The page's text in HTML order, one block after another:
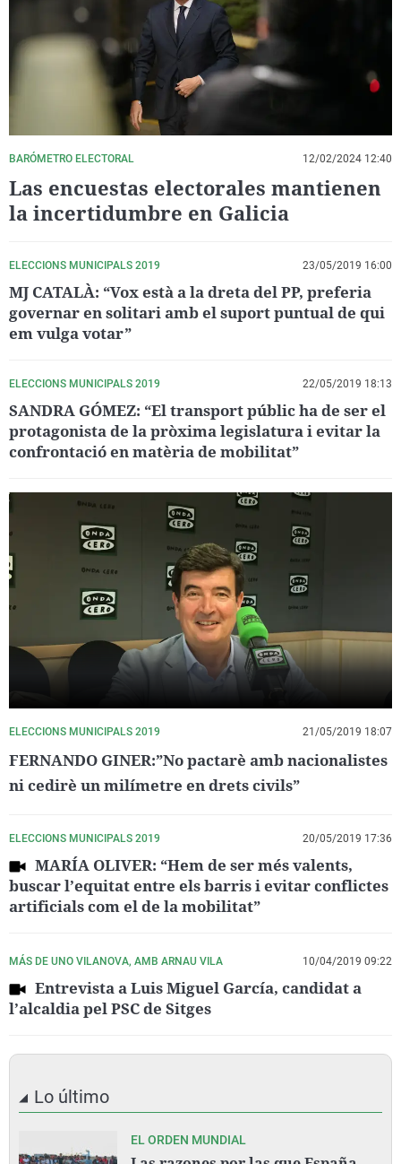
La rosa de los vientos
Gente viajera
Como el perro y el
Caso
Retornados
Equipo de
Extremadura
Galicia
La Rioja
País Vasco
Virales
Televisión
Elecciones
BARÓMETRO ELECTORAL 12/02/2024 12:40
Las encuestas electorales mantienen
la incertidumbre en Galicia
ELECCIONS MUNICIPALS 2019 23/05/2019 16:00
MJ CATALÀ: “Vox està a la dreta del PP, preferia
governar en solitari amb el suport puntual de qui
em vulga votar”
ELECCIONS MUNICIPALS 2019 22/05/2019 18:13
SANDRA GÓMEZ: “El transport públic ha de ser el
protagonista de la pròxima legislatura i evitar la
confrontació en matèria de mobilitat”
ELECCIONS MUNICIPALS 2019 21/05/2019 18:07
FERNANDO GINER:”No pactarè amb nacionalistes
ni cedirè un milímetre en drets civils”
ELECCIONS MUNICIPALS 2019 20/05/2019 17:36
MARÍA OLIVER: “Hem de ser més valents,
buscar l’equitat entre els barris i evitar conflictes
artificials com el de la mobilitat”
MÁS DE UNO VILANOVA, AMB ARNAU VILA 10/04/2019 09:22
Entrevista a Luis Miguel García, candidat a
l’alcaldia pel PSC de Sitges
Lo último
EL ORDEN MUNDIAL